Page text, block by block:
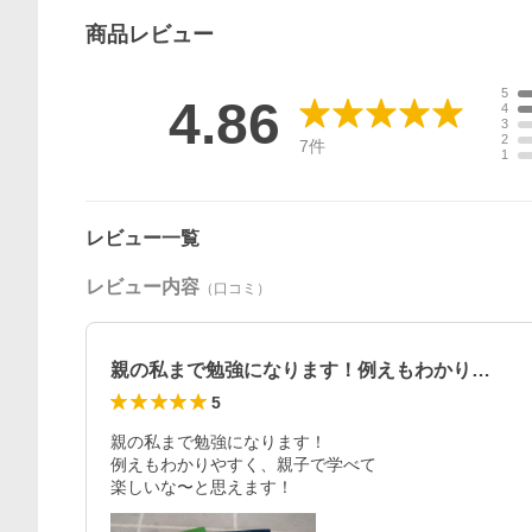
商品レビュー
4.86 7件
5
4
3
2
1
レビュー一覧
レビュー内容 （口コミ）
親の私まで勉強になります！例えもわかり…
5
親の私まで勉強になります！
例えもわかりやすく、親子で学べて
楽しいな〜と思えます！